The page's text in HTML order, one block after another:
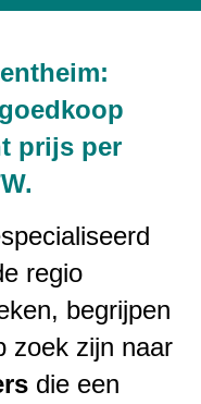
prijs per
regio
begrijpen
zoek zijn naar
die een